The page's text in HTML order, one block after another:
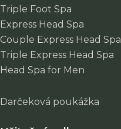
Triple Foot Spa
Express Head Spa
Couple Express Head Spa
Triple Express Head Spa
Head Spa for Men
Darčeková poukážka